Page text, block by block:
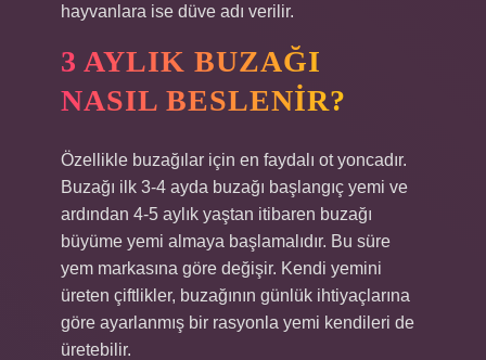
hayvanlara ise düve adı verilir.
3 AYLIK BUZAĞI
NASIL BESLENIR?
Özellikle buzağılar için en faydalı ot yoncadır.
Buzağı ilk 3-4 ayda buzağı başlangıç ​​yemi ve
ardından 4-5 aylık yaştan itibaren buzağı
büyüme yemi almaya başlamalıdır. Bu süre
yem markasına göre değişir. Kendi yemini
üreten çiftlikler, buzağının günlük ihtiyaçlarına
göre ayarlanmış bir rasyonla yemi kendileri de
üretebilir.